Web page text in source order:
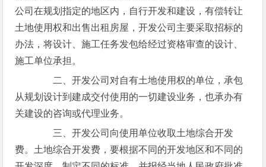
公司在规划指定的地区内，自行开发和建设，有偿转让
土地使用权和出售出租房屋，开发公司主要采取招标的
办法，将设计、施工任务发包给经过资格审查的设计、
施工单位承担。
二、开发公司对自有土地使用权的单位，承包
从规划设计到建成交付使用的一切建设业务，也承办有
关建设的咨询或代理业务。
三、开发公司向使用单位收取土地综合开发
费。土地综合开发费，要根据不同的开发地区和不同的